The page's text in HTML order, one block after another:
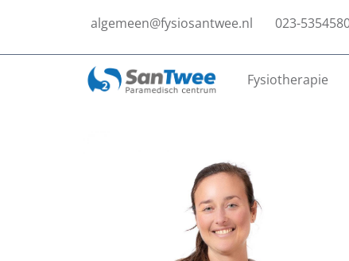
algemeen@fysiosantwee.nl 023-
Fysiotherapie